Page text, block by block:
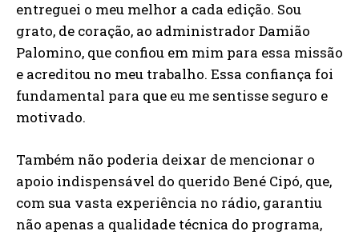
entreguei o meu melhor a cada edição. Sou
grato, de coração, ao administrador Damião
Palomino, que confiou em mim para essa missão
e acreditou no meu trabalho. Essa confiança foi
fundamental para que eu me sentisse seguro e
motivado.
Também não poderia deixar de mencionar o
apoio indispensável do querido Bené Cipó, que,
com sua vasta experiência no rádio, garantiu
não apenas a qualidade técnica do programa,